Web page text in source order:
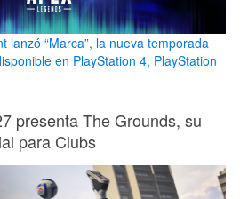
lanzó “Marca”, la nueva temporada
en PlayStation 4, PlayStation
presenta The Grounds, su
para Clubs